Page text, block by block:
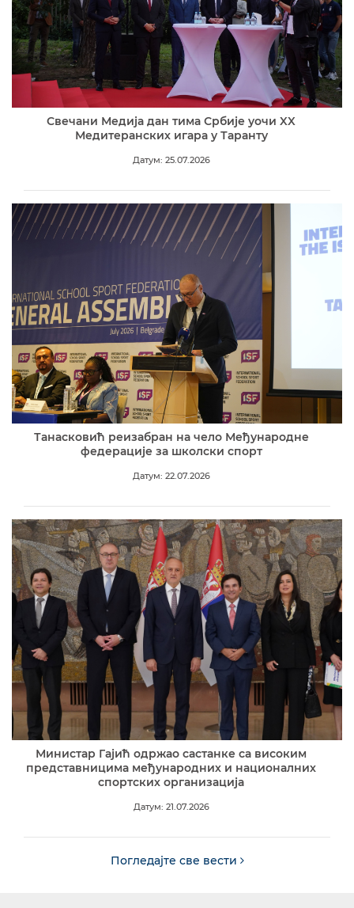
Свечани Медија дан тима Србије уочи XX
Медитеранских игара у Таранту
Датум: 25.07.2026
Танасковић реизабран на чело Међународне
федерације за школски спорт
Датум: 22.07.2026
Министар Гајић одржао састанке са високим
представницима међународних и националних
спортских организација
Датум: 21.07.2026
Погледајте све вести